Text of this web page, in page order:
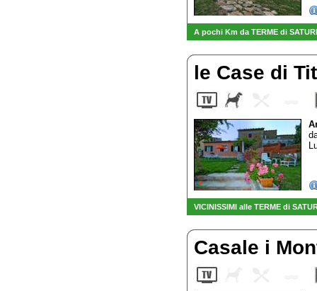
A pochi Km da TERME di
le Case di
VICINISSIMI alle TERME di
Casale i